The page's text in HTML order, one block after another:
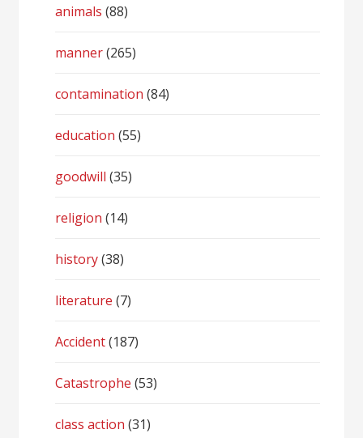
animals (88)
manner(265)
contamination (84)
education (55)
goodwill (35)
religion (14)
history(38)
literature (7)
Accident(187)
Catastrophe (53)
class action (31)